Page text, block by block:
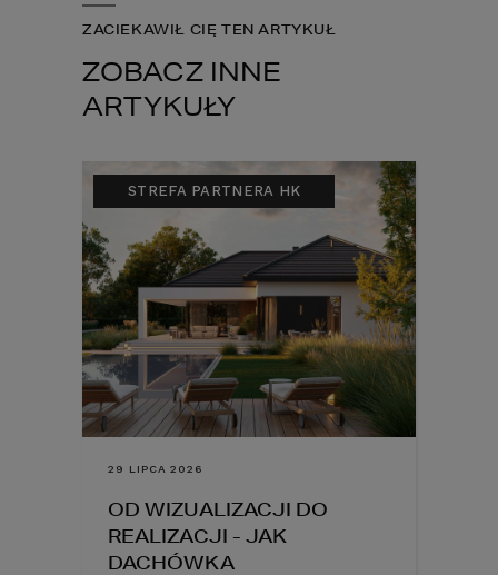
ZACIEKAWIŁ CIĘ TEN ARTYKUŁ
ZOBACZ INNE
ARTYKUŁY
STREFA PARTNERA HK
29 LIPCA 2026
OD WIZUALIZACJI DO
REALIZACJI - JAK
DACHÓWKA